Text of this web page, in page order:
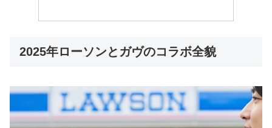
2025年ローソンとガヴのコラボ全貌